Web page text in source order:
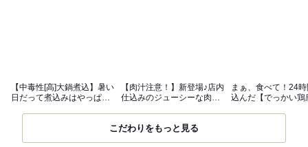
【中毒性[高]大鍋煮込】暑い
日だって煮込みはやっぱ酒
【肉汁注意！】新登場♪店内
仕込みのジューシーな肉汁
まぁ、食べて！24
込んだ【でっかい鶏
こだわりをもっと見る